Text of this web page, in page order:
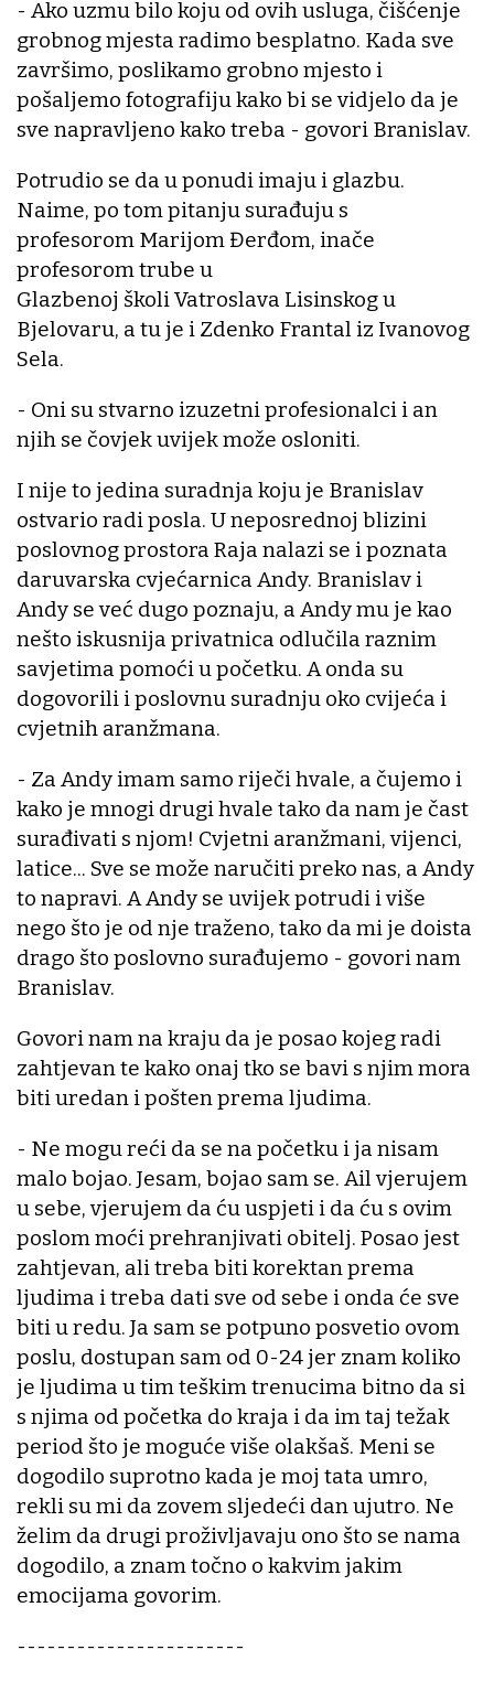
- Ako uzmu bilo koju od ovih usluga, čišćenje
grobnog mjesta radimo besplatno. Kada sve
završimo, poslikamo grobno mjesto i
pošaljemo fotografiju kako bi se vidjelo da je
sve napravljeno kako treba - govori Branislav.
Potrudio se da u ponudi imaju i glazbu.
Naime, po tom pitanju surađuju s
profesorom Marijom Đerđom, inače
profesorom trube u
Glazbenoj školi Vatroslava Lisinskog u
Bjelovaru, a tu je i Zdenko Frantal iz Ivanovog
Sela.
- Oni su stvarno izuzetni profesionalci i an
njih se čovjek uvijek može osloniti.
I nije to jedina suradnja koju je Branislav
ostvario radi posla. U neposrednoj blizini
poslovnog prostora Raja nalazi se i poznata
daruvarska cvjećarnica Andy. Branislav i
Andy se već dugo poznaju, a Andy mu je kao
nešto iskusnija privatnica odlučila raznim
savjetima pomoći u početku. A onda su
dogovorili i poslovnu suradnju oko cvijeća i
cvjetnih aranžmana.
- Za Andy imam samo riječi hvale, a čujemo i
kako je mnogi drugi hvale tako da nam je čast
surađivati s njom! Cvjetni aranžmani, vijenci,
latice... Sve se može naručiti preko nas, a Andy
to napravi. A Andy se uvijek potrudi i više
nego što je od nje traženo, tako da mi je doista
drago što poslovno surađujemo - govori nam
Branislav.
Govori nam na kraju da je posao kojeg radi
zahtjevan te kako onaj tko se bavi s njim mora
biti uredan i pošten prema ljudima.
- Ne mogu reći da se na početku i ja nisam
malo bojao. Jesam, bojao sam se. Ail vjerujem
u sebe, vjerujem da ću uspjeti i da ću s ovim
poslom moći prehranjivati obitelj. Posao jest
zahtjevan, ali treba biti korektan prema
ljudima i treba dati sve od sebe i onda će sve
biti u redu. Ja sam se potpuno posvetio ovom
poslu, dostupan sam od 0-24 jer znam koliko
je ljudima u tim teškim trenucima bitno da si
s njima od početka do kraja i da im taj težak
period što je moguće više olakšaš. Meni se
dogodilo suprotno kada je moj tata umro,
rekli su mi da zovem sljedeći dan ujutro. Ne
želim da drugi proživljavaju ono što se nama
dogodilo, a znam točno o kakvim jakim
emocijama govorim.
-----------------------